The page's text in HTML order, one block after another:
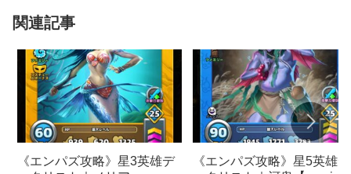
関連記事
《エンパズ攻略》星3英雄デ
《エンパズ攻略》星5英雄デ